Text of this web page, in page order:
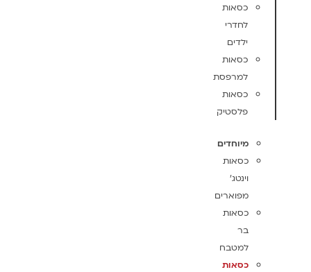
כסאות
לחדרי
ילדים
כסאות
למרפסת
כסאות
פלסטיק
מיוחדים
כסאות
וינטג'
מפוארים
כסאות
בר
למטבח
כסאות